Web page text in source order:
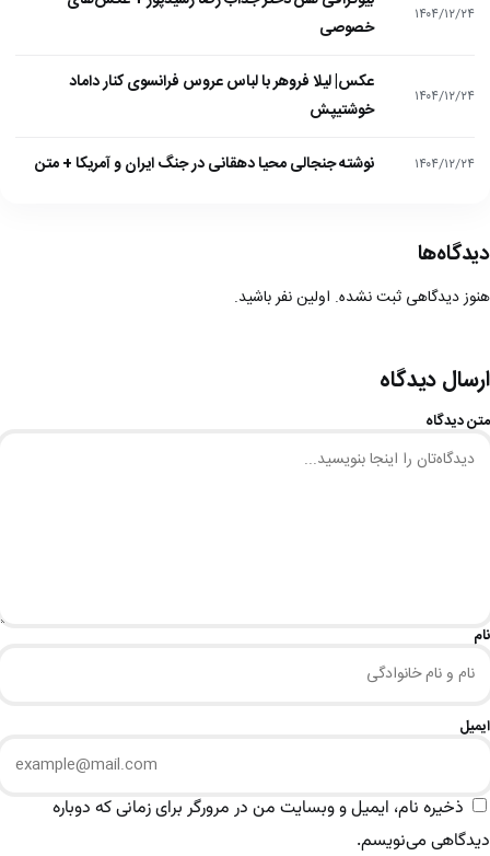
۱۴۰۴/۱۲/۲۴
خصوصی
۱۴۰۴/۱۲/۲۴
عکس| لیلا فروهر با لباس عروس فرانسوی کنار داماد
خوشتیپش
۱۴۰۴/۱۲/۲۴ نوشته جنجالی محیا دهقانی در جنگ ایران و آمریکا + متن
دیدگاه‌ها
هنوز دیدگاهی ثبت نشده. اولین نفر باشید.
ارسال دیدگاه
متن دیدگاه
نام
ایمیل
ذخیره نام، ایمیل و وبسایت من در مرورگر برای زمانی که دوباره
دیدگاهی می‌نویسم.